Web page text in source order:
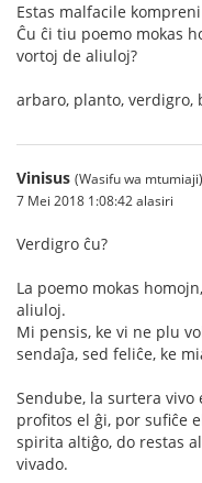
Estas malfacile
Ĉu ĉi tiu poemo mokas
vortoj de aliuloj?
arbaro, planto, verdigro,
Vinisus (Wasifu wa mtumiaji)
7 Mei 2018 1:08:42 alasiri
Verdigro ĉu?
La poemo mokas
aliuloj.
Mi pensis, ke vi ne plu
sendaĵa, sed feliĉe, ke
Sendube, la surtera vivo
profitos el ĝi, por sufiĉe
spirita altiĝo, do restas
vivado.